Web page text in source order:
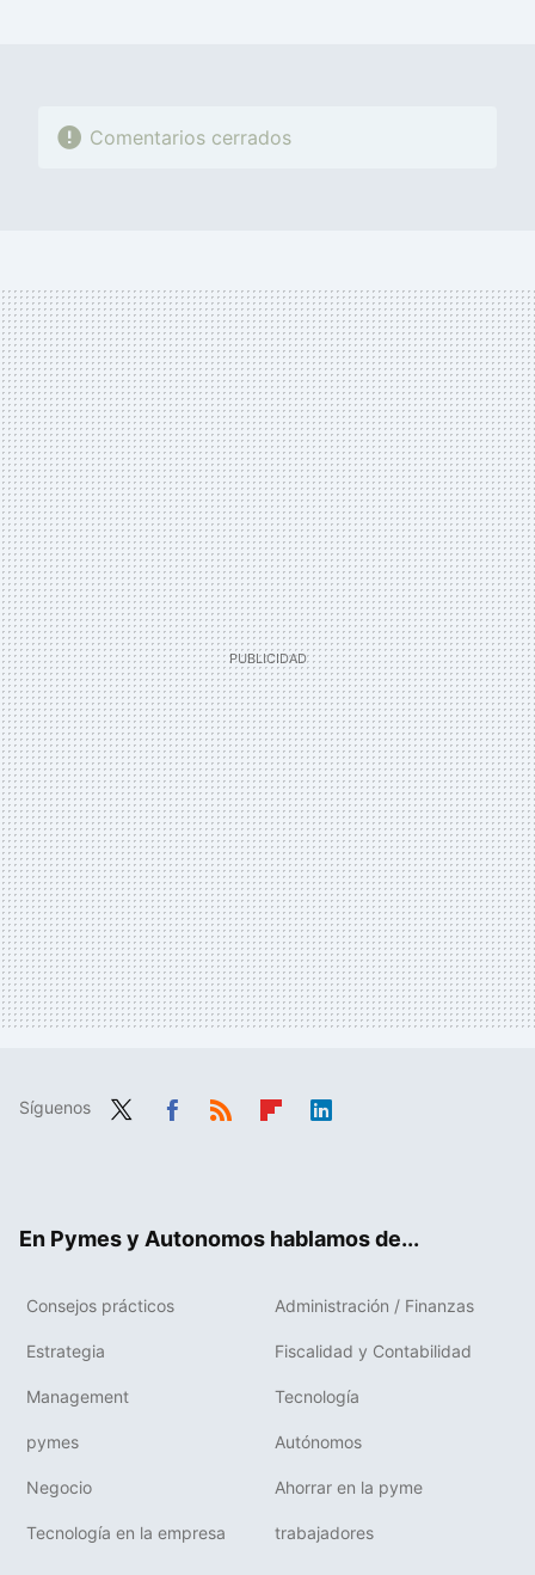
Comentarios cerrados
Síguenos
En Pymes y Autonomos hablamos de...
Consejos prácticos Administración / Finanzas
Estrategia Fiscalidad y Contabilidad
Management Tecnología
pymes Autónomos
Negocio Ahorrar en la pyme
Tecnología en la empresa trabajadores